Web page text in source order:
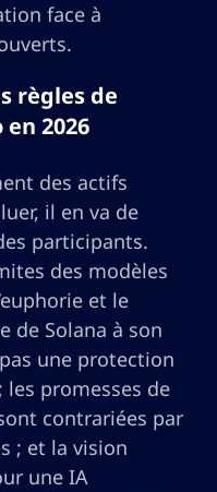
face à
règles de
2026
des actifs
il en va de
participants.
des modèles
et le
de Solana à son
une protection
les promesses de
contrariées par
; et la vision
une IA